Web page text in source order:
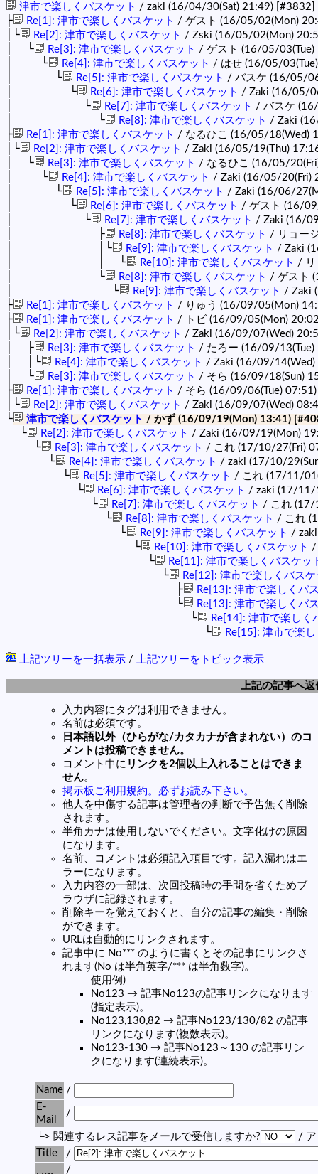
津市で楽しくバスケット / zaki (16/04/30(Sat) 21:49) [#3832]
├ Re[1]: 津市で楽しくバスケット / ゲスト (16/05/02(Mon)
│└ Re[2]: 津市で楽しくバスケット / Zski (16/05/02(Mon)
│ └ Re[3]: 津市で楽しくバスケット / ゲスト (16/05/
│ └ Re[4]: 津市で楽しくバスケット / はせ (16/05/
│ └ Re[5]: 津市で楽しくバスケット / バスケ (16/05/
│ └ Re[6]: 津市で楽しくバスケット / Zaki (16/05/
│ └ Re[7]: 津市で楽しくバスケット / バスケ
│ └ Re[8]: 津市で楽しくバスケット / Zaki
├ Re[1]: 津市で楽しくバスケット / なるひこ (16/05/18(Wed)
│└ Re[2]: 津市で楽しくバスケット / Zaki (16/05/19(Thu)
│ └ Re[3]: 津市で楽しくバスケット / なるひこ (16/05/
│ └ Re[4]: 津市で楽しくバスケット / Zaki (16/05/20(Fri)
│ └ Re[5]: 津市で楽しくバスケット / Zaki (16/06/
│ └ Re[6]: 津市で楽しくバスケット / ゲスト (16/
│ └ Re[7]: 津市で楽しくバスケット / Zaki (16/
│ ├ Re[8]: 津市で楽しくバスケット / リョー
│ │└ Re[9]: 津市で楽しくバスケット / Zaki
│ │ └ Re[10]: 津市で楽しくバスケット / リ
│ └ Re[8]: 津市で楽しくバスケット / ゲスト
│ └ Re[9]: 津市で楽しくバスケット / Zaki
├ Re[1]: 津市で楽しくバスケット / りゅう (16/09/05(Mon)
├ Re[1]: 津市で楽しくバスケット / トビ (16/09/05(Mon)
│└ Re[2]: 津市で楽しくバスケット / Zaki (16/09/07(Wed)
│ ├ Re[3]: 津市で楽しくバスケット / たろー (16/09/
│ │└ Re[4]: 津市で楽しくバスケット / Zaki (16/09/
│ └ Re[3]: 津市で楽しくバスケット / そら (16/09/18(Sun)
├ Re[1]: 津市で楽しくバスケット / そら (16/09/06(Tue)
│└ Re[2]: 津市で楽しくバスケット / Zaki (16/09/07(Wed)
└ 津市で楽しくバスケット / かず (16/09/19(Mon) 13:41)
└ Re[2]: 津市で楽しくバスケット / Zaki (16/09/19(Mon)
└ Re[3]: 津市で楽しくバスケット / これ (17/10/27(Fri)
└ Re[4]: 津市で楽しくバスケット / zaki (17/10/
└ Re[5]: 津市で楽しくバスケット / これ (17/11/
└ Re[6]: 津市で楽しくバスケット / zaki (17/11/
└ Re[7]: 津市で楽しくバスケット / これ (17/
└ Re[8]: 津市で楽しくバスケット / これ
└ Re[9]: 津市で楽しくバスケット /
└ Re[10]: 津市で楽しくバスケット /
└ Re[11]: 津市で楽しくバスケッ
└ Re[12]: 津市で楽しくバスケ
├ Re[13]: 津市で楽しくバ
└ Re[13]: 津市で楽しくバ
└ Re[14]: 津市で楽しく
└ Re[15]: 津市で楽
上記ツリーを一括表示 / 上記ツリーをトピック表示
上記の記事へ返
入力内容にタグは利用できません。
名前は必須です。
日本語以外（ひらがな/カタカナが含まれない）のコ
メントは投稿できません。
コメント中に リンクを2個以上入れることはできま
せん。
掲示板ご利用規約。必ずお読み下さい。
他人を中傷する記事は管理者の判断で予告無く削除
されます。
半角カナは使用しないでください。文字化けの原因
になります。
名前、コメントは必須記入項目です。記入漏れはエ
ラーになります。
入力内容の一部は、次回投稿時の手間を省くためブ
ラウザに記録されます。
削除キーを覚えておくと、自分の記事の編集・削除
ができます。
URLは自動的にリンクされます。
記事中に No*** のように書くとその記事にリンクさ
れます(No は半角英字/*** は半角数字)。
使用例)
No123 → 記事No123の記事リンクになります
(指定表示)。
No123,130,82 → 記事No123/130/82 の記事
リンクになります(複数表示)。
No123-130 → 記事No123～130 の記事リン
クになります(連続表示)。
Name /
E-
Mail
/
└> 関連するレス記事をメールで受信しますか?
/ ア
Title
/
/